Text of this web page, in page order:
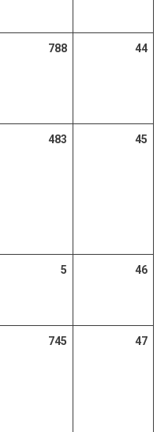
44
788
45
483
46
5
47
745